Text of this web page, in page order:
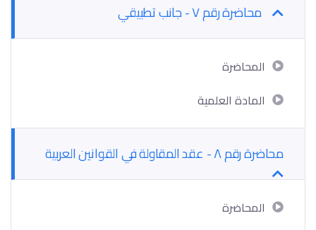
محاضرة رقم ٧ - جانب تطبيقي
المحاضرة
المادة العلمية
محاضرة رقم ٨ - عقد المقاولة في القوانين العربية
المحاضرة